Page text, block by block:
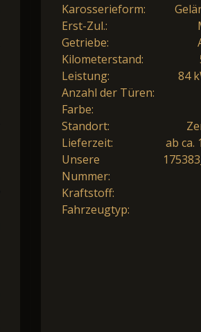
Karosserieform:
Erst-Zul.:
Getriebe:
Kilometerstand:
Leistung:
84
Anzahl der Türen:
Farbe:
Standort:
Lieferzeit:
ab ca.
Unsere
Nummer:
Kraftstoff:
Fahrzeugtyp: